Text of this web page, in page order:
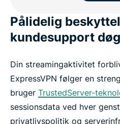
Pålidelig
kundesupport
Din streamingaktivitet
ExpressVPN følger en streng
bruger TrustedServer-
sessionsdata ved hver
privatlivspolitik og